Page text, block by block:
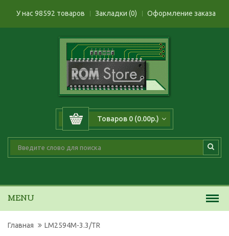
У нас 98592 товаров Закладки (0) Оформление заказа
Товаров 0 (0.00р.)
MENU
Главная LM2594M-3.3/TR